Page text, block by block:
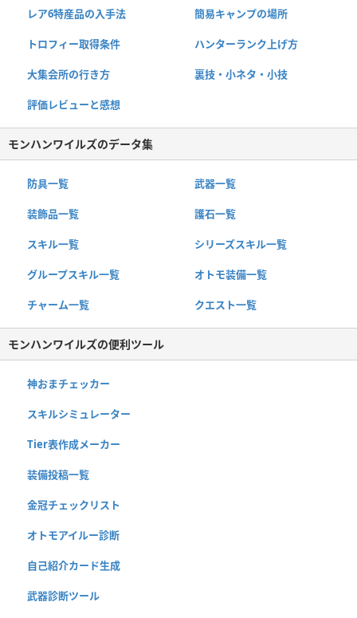
レア6特産品の入手法 簡易キャンプの場所
トロフィー取得条件 ハンターランク上げ方
大集会所の行き方 裏技・小ネタ・小技
評価レビューと感想
モンハンワイルズのデータ集
防具一覧 武器一覧
装飾品一覧 護石一覧
スキル一覧 シリーズスキル一覧
グループスキル一覧 オトモ装備一覧
チャーム一覧 クエスト一覧
モンハンワイルズの便利ツール
神おまチェッカー
スキルシミュレーター
Tier表作成メーカー
装備投稿一覧
金冠チェックリスト
オトモアイルー診断
自己紹介カード生成
武器診断ツール